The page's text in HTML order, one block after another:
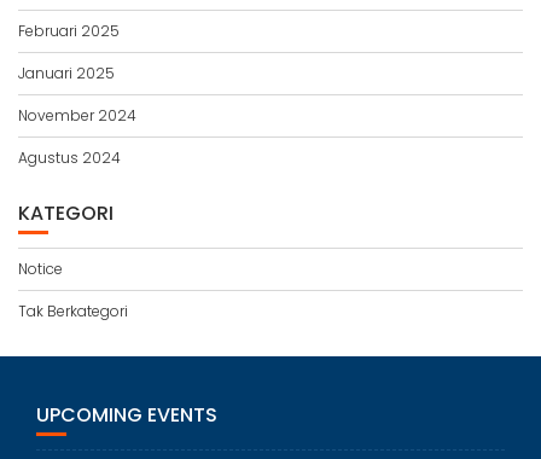
Februari 2025
Januari 2025
November 2024
Agustus 2024
KATEGORI
Notice
Tak Berkategori
UPCOMING EVENTS